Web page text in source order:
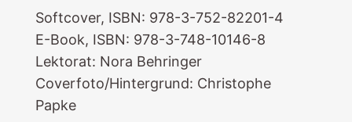
Softcover, ISBN: 978-3-752-82201-4
E-Book, ISBN: 978-3-748-10146-8
Lektorat: Nora Behringer
Coverfoto/Hintergrund: Christophe
Papke